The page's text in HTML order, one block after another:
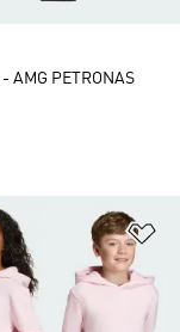
de produits
AMG PETRONAS